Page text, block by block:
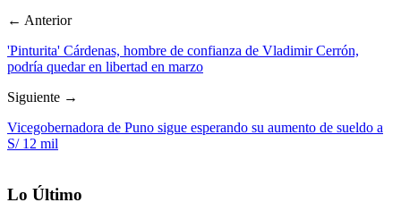
← Anterior
'Pinturita' Cárdenas, hombre de confianza de Vladimir Cerrón,
podría quedar en libertad en marzo
Siguiente →
Vicegobernadora de Puno sigue esperando su aumento de sueldo a
S/ 12 mil
Lo Último